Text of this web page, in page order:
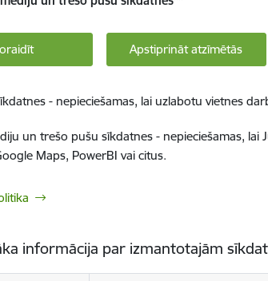
Apstiprināt atzīmētās
- nepieciešamas, lai uzlabotu vietnes
un trešo pušu sīkdatnes - nepieciešamas,
Maps, PowerBI vai citus.
informācija par izmantotajām